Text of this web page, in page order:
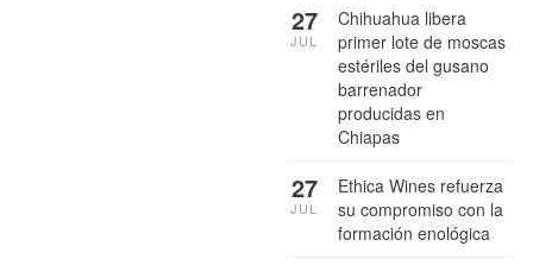
Chihuahua libera
primer lote de moscas
estériles del gusano
barrenador
producidas en
Chiapas
27
JUL
Ethica Wines refuerza
su compromiso con la
formación enológica
27
JUL